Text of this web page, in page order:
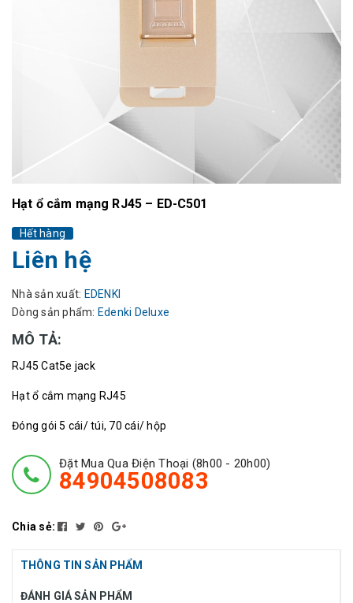
Hạt ổ cắm mạng RJ45 – ED-C501
Hết hàng
Liên hệ
Nhà sản xuất: EDENKI
Dòng sản phẩm: Edenki Deluxe
MÔ TẢ:
RJ45 Cat5e jack
Hạt ổ cắm mạng RJ45
Đóng gói 5 cái/ túi, 70 cái/ hộp
Đặt Mua Qua Điện Thoại (8h00 - 20h00)
84904508083
Chia sẻ:
THÔNG TIN SẢN PHẨM
ĐÁNH GIÁ SẢN PHẨM